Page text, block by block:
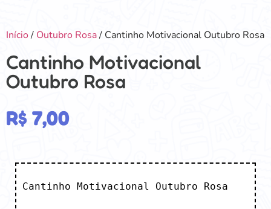
Início/ Outubro Rosa/ Cantinho Motivacional Outubro Rosa
Cantinho Motivacional
Outubro Rosa
R$ 7,00
Cantinho Motivacional Outubro Rosa